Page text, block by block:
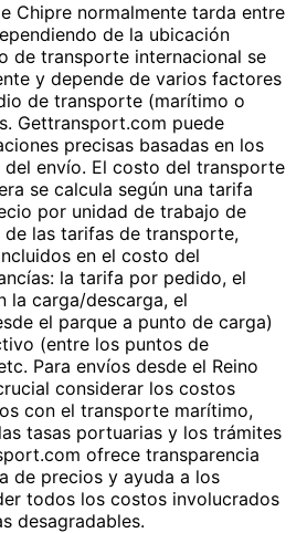
Chipre normalmente tarda entre
de la ubicación
de transporte internacional se
y depende de varios factores
de transporte (marítimo o
Gettransport.com puede
precisas basadas en los
envío. El costo del transporte
se calcula según una tarifa
por unidad de trabajo de
las tarifas de transporte,
en el costo del
la tarifa por pedido, el
la carga/descarga, el
el parque a punto de carga)
(entre los puntos de
Para envíos desde el Reino
considerar los costos
con el transporte marítimo,
tasas portuarias y los trámites
ofrece transparencia
de precios y ayuda a los
todos los costos involucrados
desagradables.